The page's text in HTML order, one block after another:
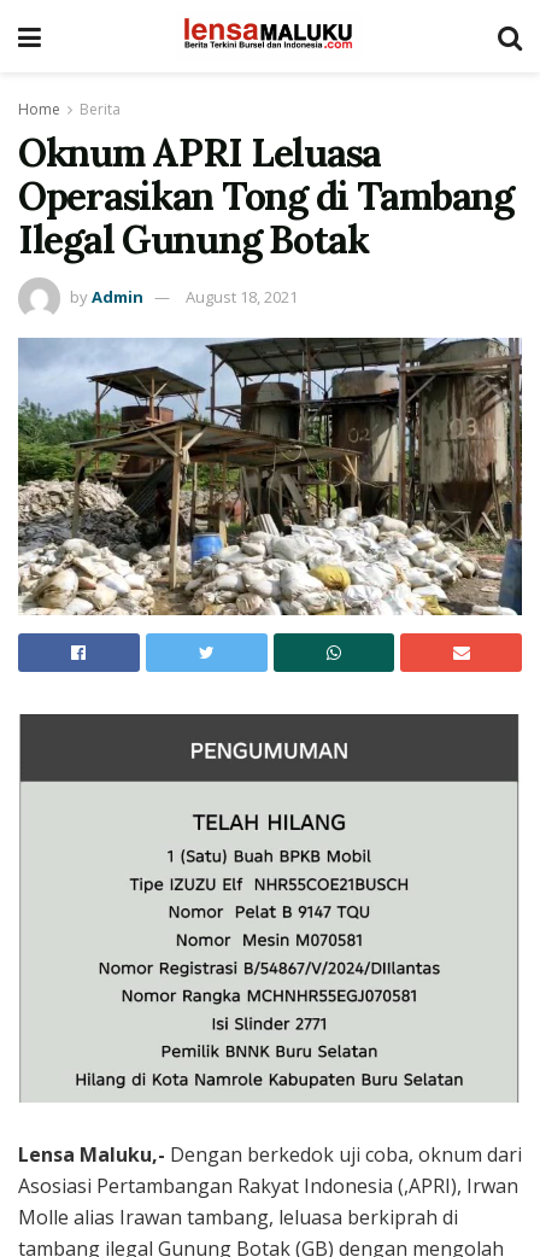
Home Berita
Oknum APRI Leluasa
Operasikan Tong di Tambang
Ilegal Gunung Botak
byAdmin August 18, 2021
Lensa Maluku,- Dengan berkedok uji coba, oknum dari
Asosiasi Pertambangan Rakyat Indonesia (,APRI), Irwan
Molle alias Irawan tambang, leluasa berkiprah di
tambang ilegal Gunung Botak (GB) dengan mengolah